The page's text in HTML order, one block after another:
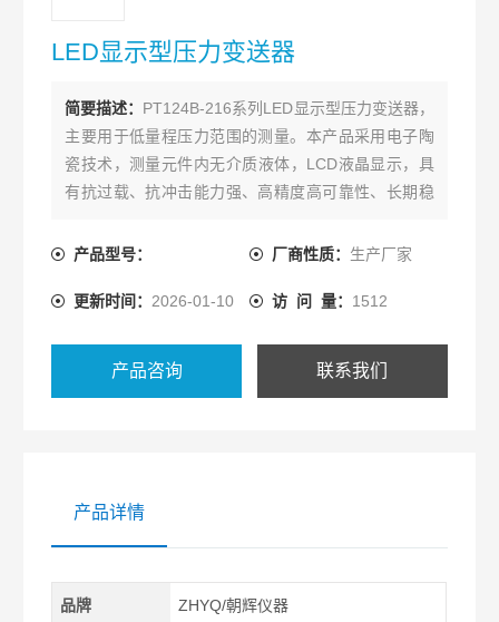
LED显示型压力变送器
简要描述： PT124B-216系列LED显示型压力变送器，
主要用于低量程压力范围的测量。本产品采用电子陶
瓷技术，测量元件内无介质液体，LCD液晶显示，具
有抗过载、抗冲击能力强、高精度高可靠性、长期稳
军工、科研、航天、石油、化工、电力、海洋等领
产品型号： 厂商性质： 生产厂家
更新时间： 2026-01-10 访 问 量： 1512
产品咨询 联系我们
产品详情
品牌 ZHYQ/朝辉仪器